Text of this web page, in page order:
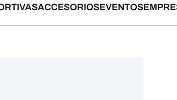
ACCESORIOSEVENTOS